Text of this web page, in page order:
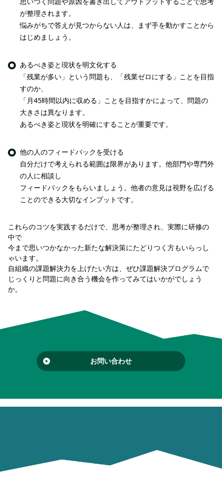
が整理されます。
悩みがちで答えが見つからない人は、まず手を動かすことから
はじめましょう。
あるべき姿と現状を明文化する
「残業が多い」という問題も、「残業ゼロにする」ことを目指
すのか、
「月45時間以内に収める」ことを目指すかによって、問題の
大きさは異なります。
あるべき姿と現状を明確にすることが重要です。
他の人のフィードバックを受ける
自分だけで考えられる範囲は限界があります。他部門や専門外
の人に相談し
フィードバックをもらいましょう。他者の意見は視野を広げる
ことのできる大切なインプットです。
これらのコツを実践するだけで、思考が整理され、実際に研修の
中で
今まで思いつかなかった新たな解決策にたどりつく方もいらっし
ゃいます。
自組織の課題解決力を上げたい方は、ぜひ課題解決プログラムで
じっくりと問題に向き合う機会を作ってみてはいかがでしょう
か。
お問い合わせ